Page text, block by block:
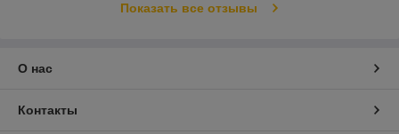
Показать все отзывы
О нас
Контакты